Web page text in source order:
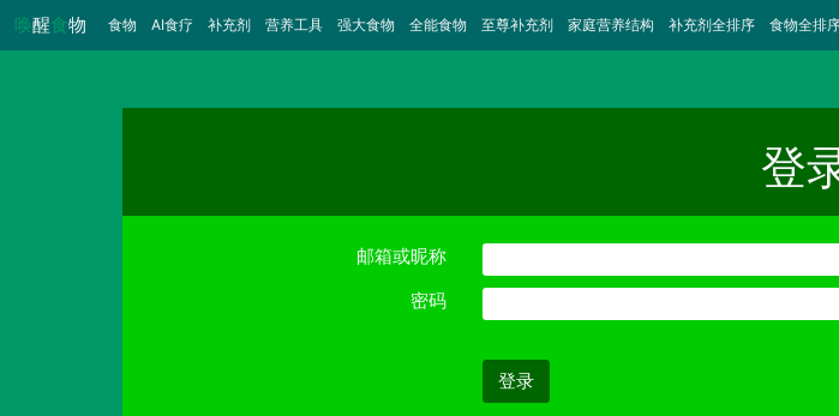
唤醒食物 食物 （当前）
AI食疗 补充剂 营养工具 强大食物 全能食物 至尊补充剂 家庭营养结构 补充剂全排序 食物全排
登
邮箱或昵称
密码
登录